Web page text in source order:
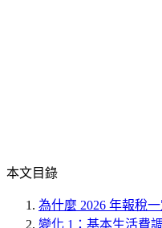
本文目錄
為什麼 2026 年報稅
變化 1：基本生活費